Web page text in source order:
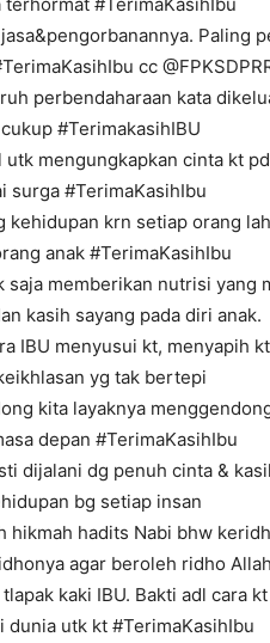
Paling
cc
perbendaharaan kata
#TerimakasihIBU
utk mengungkapkan cinta kt
surga #TerimaKasihIbu
kehidupan krn setiap orang
anak #TerimaKasihIbu
saja memberikan nutrisi
kasih sayang pada diri anak.
IBU menyusui kt, menyapih
yg tak bertepi
kita layaknya
depan #TerimaKasihIbu
dijalani dg penuh cinta &
bg setiap insan
hikmah hadits Nabi bhw
agar beroleh ridho Allah
kaki IBU. Bakti adl cara
dunia utk kt #TerimaKasihIbu